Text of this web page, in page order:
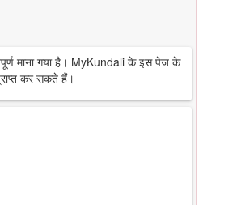
माना गया है। MyKundali के इस पेज के
कर सकते हैं।